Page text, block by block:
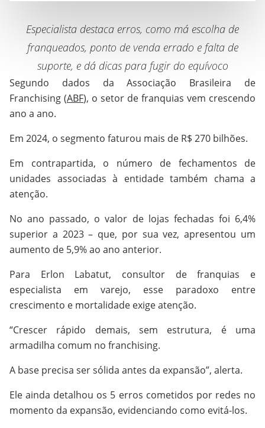
Especialista destaca erros, como má escolha de
franqueados, ponto de venda errado e falta de
suporte, e dá dicas para fugir do equívoco
Segundo dados da Associação Brasileira de
Franchising (ABF), o setor de franquias vem crescendo
ano a ano.
Em 2024, o segmento faturou mais de R$ 270 bilhões.
Em contrapartida, o número de fechamentos de
unidades associadas à entidade também chama a
atenção.
No ano passado, o valor de lojas fechadas foi 6,4%
superior a 2023 – que, por sua vez, apresentou um
aumento de 5,9% ao ano anterior.
Para Erlon Labatut, consultor de franquias e
especialista em varejo, esse paradoxo entre
crescimento e mortalidade exige atenção.
“Crescer rápido demais, sem estrutura, é uma
armadilha comum no franchising.
A base precisa ser sólida antes da expansão”, alerta.
Ele ainda detalhou os 5 erros cometidos por redes no
momento da expansão, evidenciando como evitá-los.